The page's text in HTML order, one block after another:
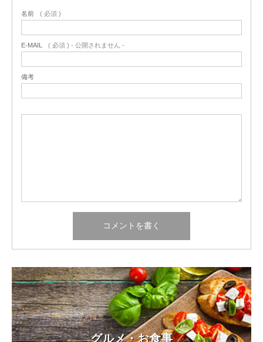
名前 ( 必須 )
E-MAIL ( 必須 ) - 公開されません -
備考
グルメ・お食事